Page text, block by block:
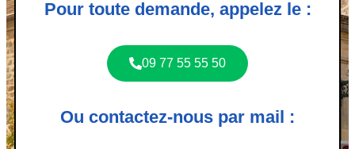
Pour toute demande, appelez le :
09 77 55 55 50
Ou contactez-nous par mail :